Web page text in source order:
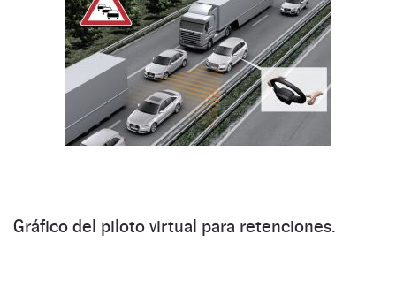
Gráfico del piloto virtual para retenciones.